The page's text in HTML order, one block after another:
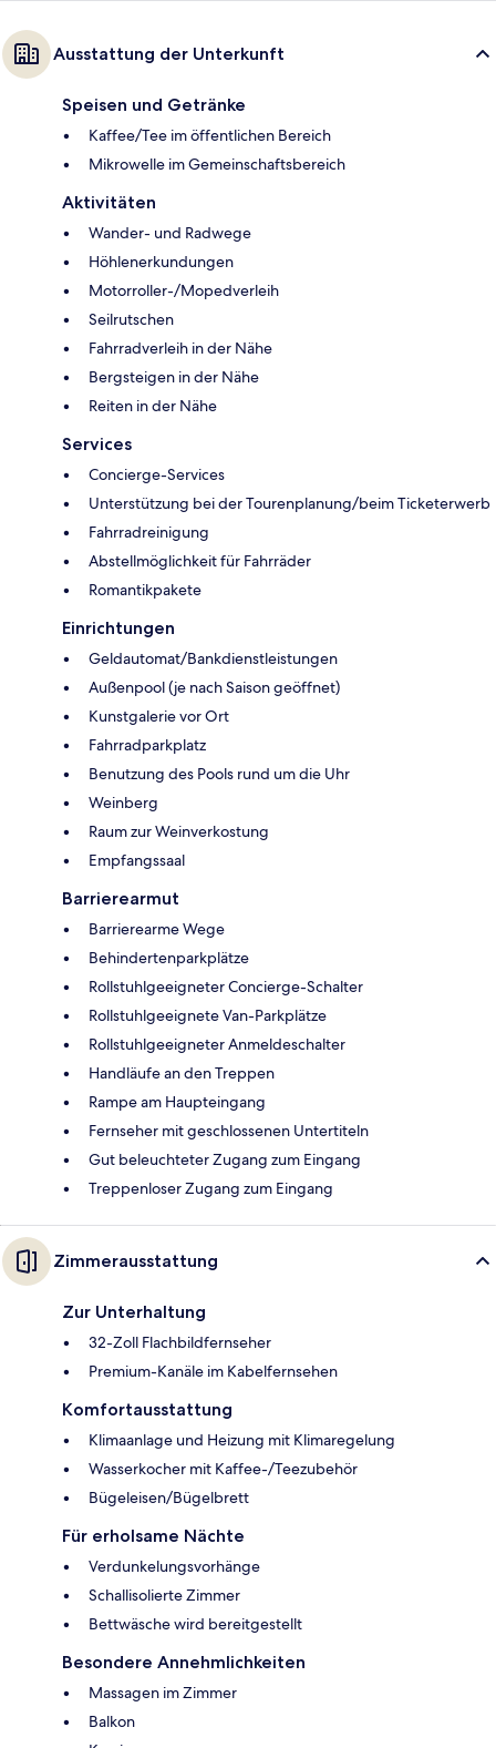
Ausstattung der Unterkunft
Speisen und Getränke
Kaffee/Tee im öffentlichen Bereich
Mikrowelle im Gemeinschaftsbereich
Aktivitäten
Wander- und Radwege
Höhlenerkundungen
Motorroller-/Mopedverleih
Seilrutschen
Fahrradverleih in der Nähe
Bergsteigen in der Nähe
Reiten in der Nähe
Services
Concierge-Services
Unterstützung bei der Tourenplanung/beim Ticketerwerb
Fahrradreinigung
Abstellmöglichkeit für Fahrräder
Romantikpakete
Einrichtungen
Geldautomat/Bankdienstleistungen
Außenpool (je nach Saison geöffnet)
Kunstgalerie vor Ort
Fahrradparkplatz
Benutzung des Pools rund um die Uhr
Weinberg
Raum zur Weinverkostung
Empfangssaal
Barrierearmut
Barrierearme Wege
Behindertenparkplätze
Rollstuhlgeeigneter Concierge-Schalter
Rollstuhlgeeignete Van-Parkplätze
Rollstuhlgeeigneter Anmeldeschalter
Handläufe an den Treppen
Rampe am Haupteingang
Fernseher mit geschlossenen Untertiteln
Gut beleuchteter Zugang zum Eingang
Treppenloser Zugang zum Eingang
Zimmerausstattung
Zur Unterhaltung
32-Zoll Flachbildfernseher
Premium-Kanäle im Kabelfernsehen
Komfortausstattung
Klimaanlage und Heizung mit Klimaregelung
Wasserkocher mit Kaffee-/Teezubehör
Bügeleisen/Bügelbrett
Für erholsame Nächte
Verdunkelungsvorhänge
Schallisolierte Zimmer
Bettwäsche wird bereitgestellt
Besondere Annehmlichkeiten
Massagen im Zimmer
Balkon